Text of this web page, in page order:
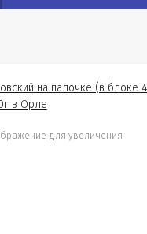
для увеличения